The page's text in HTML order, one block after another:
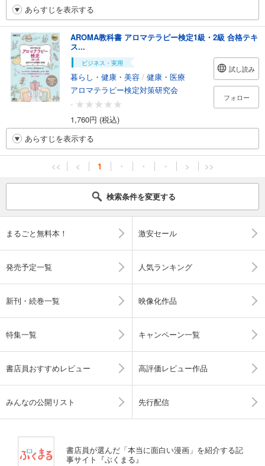
あらすじを表示する
AROMA教科書 アロマテラピー検定1級・2級 合格テキ
ス...
ビジネス・実用
暮らし・健康・美容 / 健康・医療
アロマテラピー検定対策研究会
-
1,760円 (税込)
試し読み
フォロー
あらすじを表示する
<< < 1 ・ ・ ・ > >>
検索条件を変更する
まるごと無料本！ 激安セール
発売予定一覧 人気ランキング
新刊・続巻一覧 映像化作品
特集一覧 キャンペーン一覧
書店員おすすめレビュー 高評価レビュー作品
みんなの公開リスト 先行配信
書店員が選んだ「本当に面白い漫画」を紹介する記
事サイト『ぶくまる』